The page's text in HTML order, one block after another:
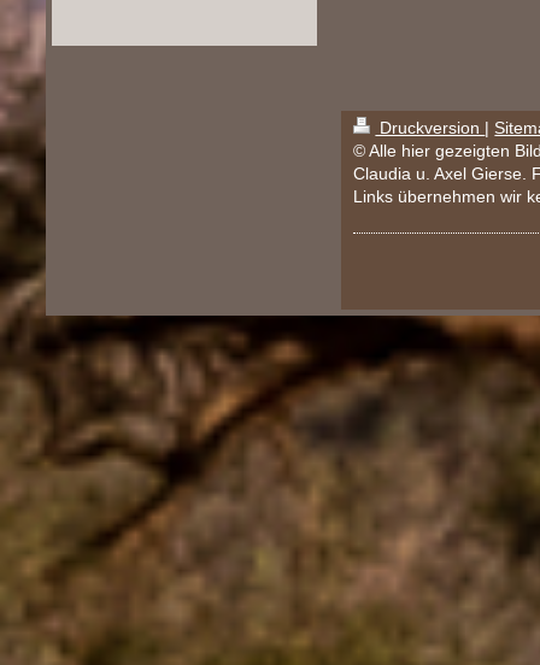
Druckversion |
© Alle hier gezeigten
Claudia u. Axel Gierse.
Links übernehmen wir